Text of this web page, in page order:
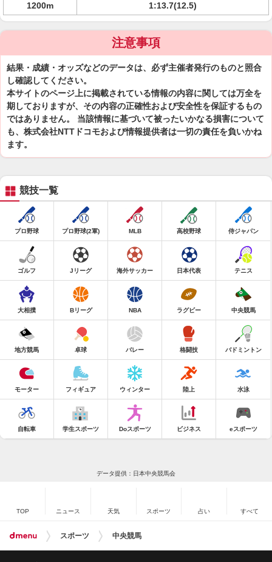
1200m
1:13.7(12.5)
注意事項
結果・成績・オッズなどのデータは、必ず主催者発行のものと照合
し確認してください。
本サイトのページ上に掲載されている情報の内容に関しては万全を
期しておりますが、その内容の正確性および安全性を保証するもの
ではありません。 当該情報に基づいて被ったいかなる損害について
も、株式会社NTTドコモおよび情報提供者は一切の責任を負いかね
ます。
競技一覧
プロ野球 プロ野球(2軍) MLB 高校野球 侍ジャパン
ゴルフ Jリーグ 海外サッカー 日本代表 テニス
大相撲 Bリーグ NBA ラグビー 中央競馬
地方競馬 卓球 バレー 格闘技 バドミントン
モーター フィギュア ウィンター 陸上 水泳
自転車 学生スポーツ Doスポーツ ビジネス eスポーツ
データ提供：日本中央競馬会
TOP ニュース 天気 スポーツ 占い すべて
スポーツ 中央競馬